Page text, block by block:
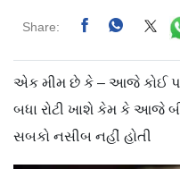
Share:
એક મીમ છે કે – આજે કોઈ
બધા રોટી ખાશે કેમ કે આજે
સબકો નસીબ નહીં હોતી